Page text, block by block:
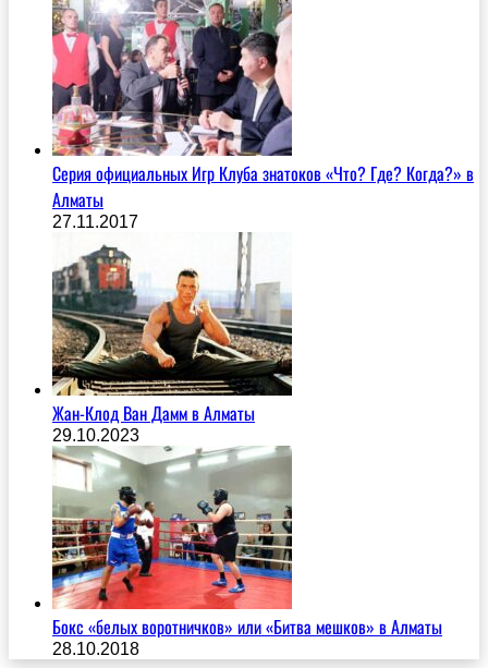
Серия официальных Игр Клуба знатоков «Что? Где? Когда?» в
Алматы
27.11.2017
Жан-Клод Ван Дамм в Алматы
29.10.2023
Бокс «белых воротничков» или «Битва мешков» в Алматы
28.10.2018